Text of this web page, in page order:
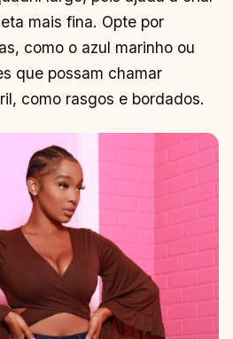
mais fina. Opte por
como o azul marinho ou
que possam chamar
como rasgos e bordados.